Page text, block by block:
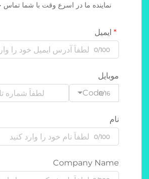
نماینده ما در اسرع وقت با شما
ایمیل
0/100
موبایل
Code0/16
نام
0/100
Company Name